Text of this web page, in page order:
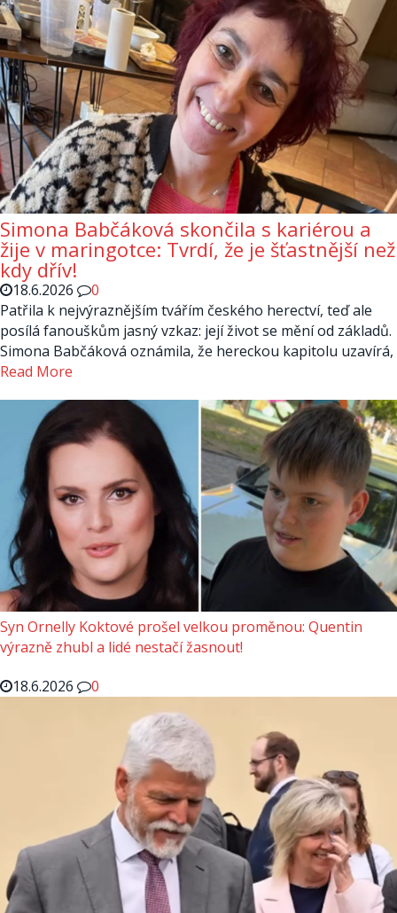
Simona Babčáková skončila s kariérou a
žije v maringotce: Tvrdí, že je šťastnější než
kdy dřív!
18.6.2026
0
Patřila k nejvýraznějším tvářím českého herectví, teď ale
posílá fanouškům jasný vzkaz: její život se mění od základů.
Simona Babčáková oznámila, že hereckou kapitolu uzavírá,
Read More
Syn Ornelly Koktové prošel velkou proměnou: Quentin
výrazně zhubl a lidé nestačí žasnout!
18.6.2026
0